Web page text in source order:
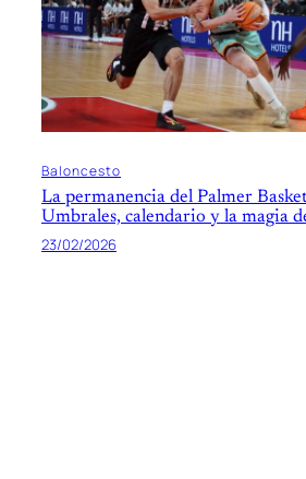
Baloncesto
La permanencia del Palmer
Umbrales, calendario y la magia
23/02/2026